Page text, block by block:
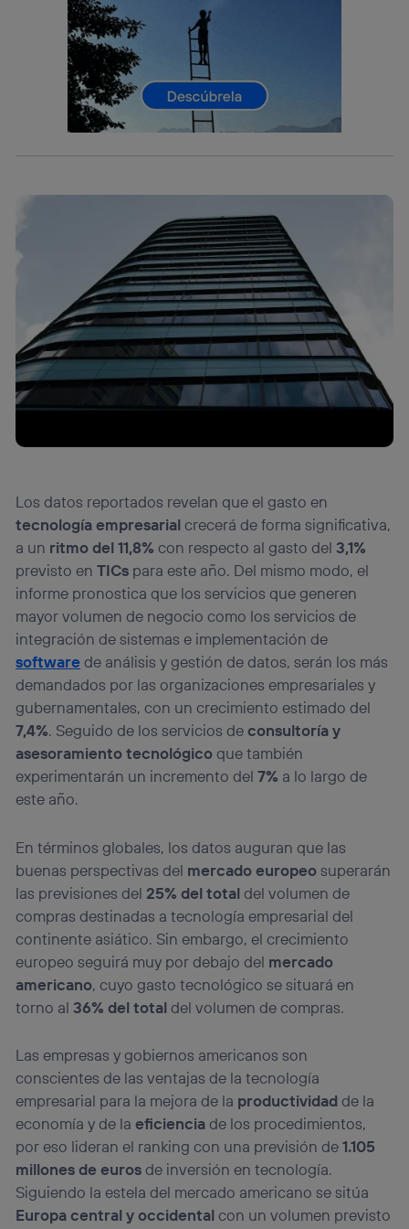
Los datos reportados revelan que el gasto en
tecnología empresarialcrecerá de forma significativa,
a un ritmo del 11,8% con respecto al gasto del3,1%
previsto enTICs para este año. Del mismo modo, el
informe pronostica que los servicios que generen
mayor volumen de negocio como los servicios de
integración de sistemas e implementación de
softwarede análisis y gestión de datos, serán los más
demandados por las organizaciones empresariales y
gubernamentales, con un crecimiento estimado del
7,4%. Seguido de los servicios deconsultoría y
asesoramiento tecnológicoque también
experimentarán un incremento del7% a lo largo de
este año.
En términos globales, los datos auguran que las
buenas perspectivas del mercado europeosuperarán
las previsiones del 25% del totaldel volumen de
compras destinadas a tecnología empresarial del
continente asiático. Sin embargo, el crecimiento
europeo seguirá muy por debajo del mercado
americano, cuyo gasto tecnológico se situará en
torno al36% del totaldel volumen de compras.
Las empresas y gobiernos americanos son
conscientes de las ventajas de la tecnología
empresarial para la mejora de la productividadde la
economía y de laeficienciade los procedimientos,
por eso lideran el ranking con una previsión de1.105
millones de eurosde inversión en tecnología.
Siguiendo la estela del mercado americano se sitúa
Europa central y occidentalcon un volumen previsto
información de la cuenta de cliente de
telecomunicaciones vinculada a la conexión que utilizas
(p. ej., número de teléfono móvil).
Este identificador se asigna a la conexión de internet, por
lo que cualquier persona que conecte su dispositivo y
consienta el uso de la tecnología recibirá el mismo
identificador. Típicamente:
el marketing o análisis se realizará en función de las
que hayan dado su consentimiento.
datos móviles, el marketing será más
personalizado, ya que se basará únicamente en la
navegación del usuario del móvil.
Puedes gestionar los consentimientos Utiq seleccionando
“Administrar Utiq” en la parte inferior de esta página web o
visitando el portal de privacidad de Utiq
(“consenthub”). Para más información, consulta
la política de privacidad de Utiq.